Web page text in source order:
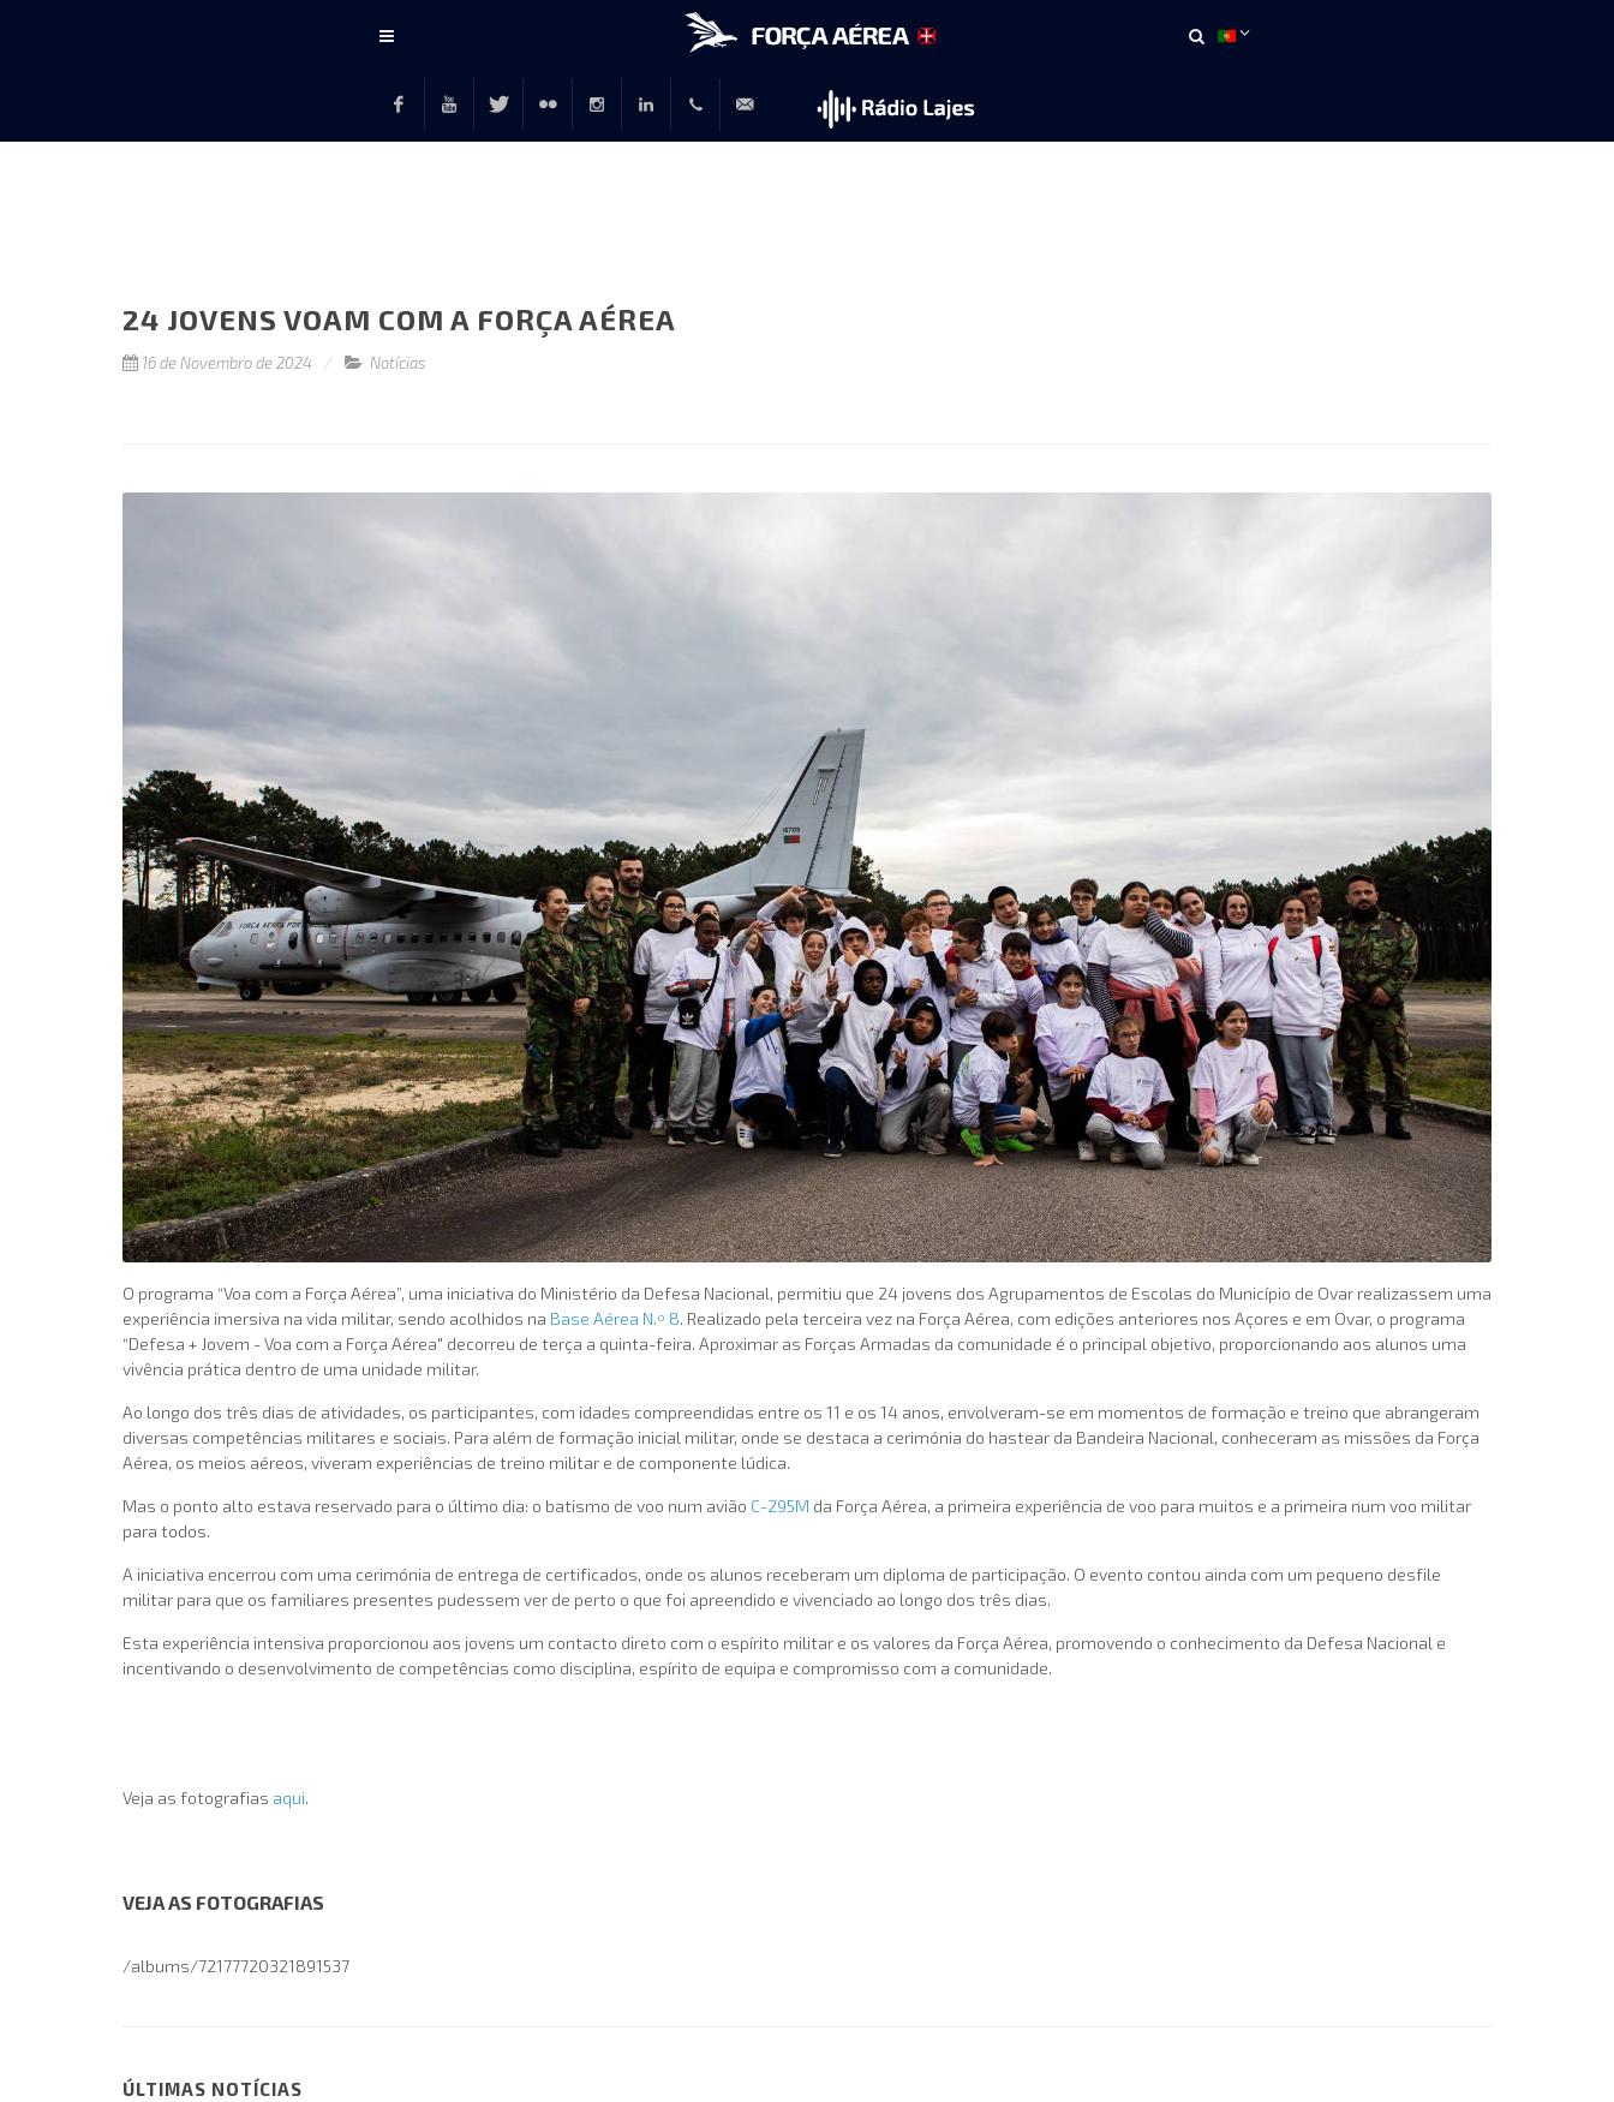
24 JOVENS VOAM COM A FORÇA AÉREA
16 de Novembro de 2024 Notícias
O programa “Voa com a Força Aérea”, uma iniciativa do Ministério da Defesa Nacional, permitiu que 24 jovens dos Agrupamentos de Escolas do Município de Ovar realizassem uma
experiência imersiva na vida militar, sendo acolhidos na Base Aérea N.º 8. Realizado pela terceira vez na Força Aérea, com edições anteriores nos Açores e em Ovar, o programa
“Defesa + Jovem - Voa com a Força Aérea" decorreu de terça a quinta-feira. Aproximar as Forças Armadas da comunidade é o principal objetivo, proporcionando aos alunos uma
vivência prática dentro de uma unidade militar.
Ao longo dos três dias de atividades, os participantes, com idades compreendidas entre os 11 e os 14 anos, envolveram-se em momentos de formação e treino que abrangeram
diversas competências militares e sociais. Para além de formação inicial militar, onde se destaca a cerimónia do hastear da Bandeira Nacional, conheceram as missões da Força
Aérea, os meios aéreos, viveram experiências de treino militar e de componente lúdica.
Mas o ponto alto estava reservado para o último dia: o batismo de voo num avião C-295M da Força Aérea, a primeira experiência de voo para muitos e a primeira num voo militar
para todos.
A iniciativa encerrou com uma cerimónia de entrega de certificados, onde os alunos receberam um diploma de participação. O evento contou ainda com um pequeno desfile
militar para que os familiares presentes pudessem ver de perto o que foi apreendido e vivenciado ao longo dos três dias.
Esta experiência intensiva proporcionou aos jovens um contacto direto com o espírito militar e os valores da Força Aérea, promovendo o conhecimento da Defesa Nacional e
incentivando o desenvolvimento de competências como disciplina, espírito de equipa e compromisso com a comunidade.
Veja as fotografias aqui.
VEJA AS FOTOGRAFIAS
/albums/72177720321891537
ÚLTIMAS NOTÍCIAS